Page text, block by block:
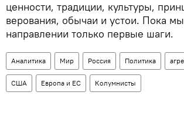
ценности, традиции, культуры,
верования, обычаи и устои. Пока
направлении только первые шаги.
Аналитика Мир Россия Политика
США Европа и ЕС Колумнисты